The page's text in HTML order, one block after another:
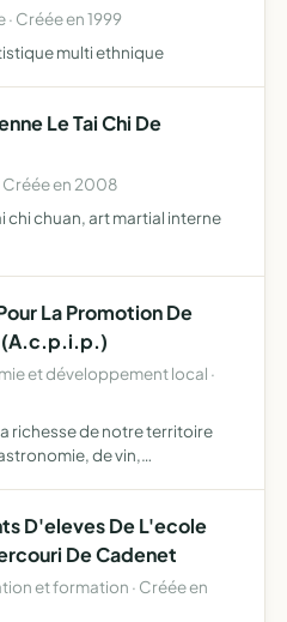
Créée en 1999
multi ethnique
Le Tai Chi De
Créée en 2008
chi chuan, art martial interne
La Promotion De
(A.c.p.i.p.)
et développement local ·
richesse de notre territoire
de vin,
D'eleves De L'ecole
De Cadenet
et formation · Créée en